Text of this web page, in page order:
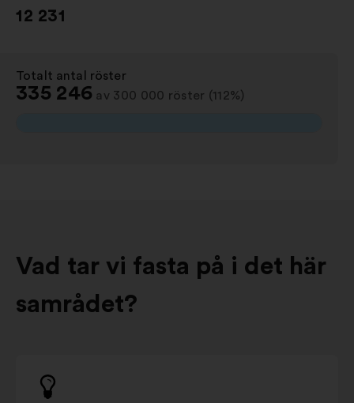
12 231
Totalt antal röster
335 246 av 300 000 röster (112%)
Vad tar vi fasta på i det här
samrådet?